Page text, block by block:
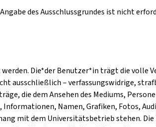
des Ausschlussgrundes ist nicht
Die*der Benutzer*in trägt die volle
ausschließlich – verfassungswidrige,
die dem Ansehen des Mediums,
Namen, Grafiken, Fotos,
mit dem Universitätsbetrieb stehen. Die